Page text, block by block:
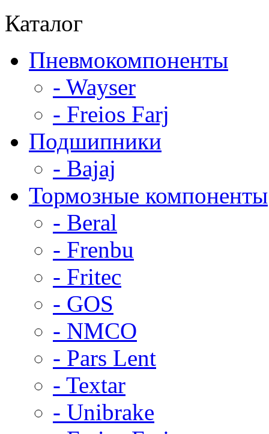
Каталог
Пневмокомпоненты
- Wayser
- Freios Farj
Подшипники
- Bajaj
Тормозные компоненты
- Beral
- Frenbu
- Fritec
- GOS
- NMCO
- Pars Lent
- Textar
- Unibrake